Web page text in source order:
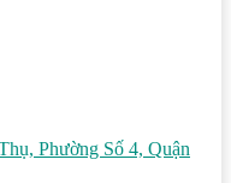
Phường Số 4, Quận